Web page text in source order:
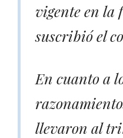
vigente en la
suscribió el
En cuanto a
llevaron al